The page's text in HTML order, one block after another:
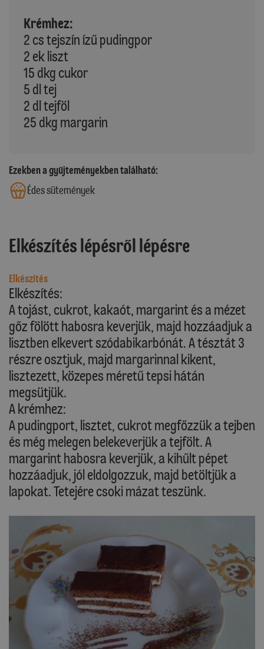
Krémhez:
2 cs tejszín ízű pudingpor
2 ek liszt
15 dkg cukor
5 dl tej
2 dl tejföl
25 dkg margarin
Ezekben a gyűjteményekben található:
Édes sütemények
Elkészítés lépésről lépésre
Elkészítés
Elkészítés:
A tojást, cukrot, kakaót, margarint és a mézet
gőz fölött habosra keverjük, majd hozzáadjuk a
lisztben elkevert szódabikarbónát. A tésztát 3
részre osztjuk, majd margarinnal kikent,
lisztezett, közepes méretű tepsi hátán
megsütjük.
A krémhez:
A pudingport, lisztet, cukrot megfőzzük a tejben
és még melegen belekeverjük a tejfölt. A
margarint habosra keverjük, a kihűlt pépet
hozzáadjuk, jól eldolgozzuk, majd betöltjük a
lapokat. Tetejére csoki mázat teszünk.